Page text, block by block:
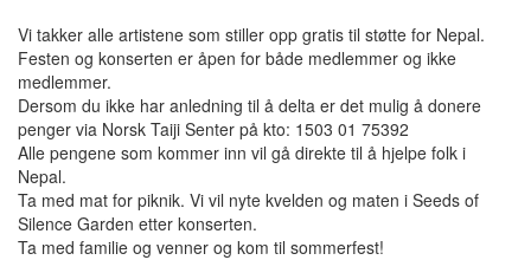
Vi takker alle artistene som stiller opp gratis til støtte for Nepal.
Festen og konserten er åpen for både medlemmer og ikke
medlemmer.
Dersom du ikke har anledning til å delta er det mulig å donere
penger via Norsk Taiji Senter på kto: 1503 01 75392
Alle pengene som kommer inn vil gå direkte til å hjelpe folk i
Nepal.
Ta med mat for piknik. Vi vil nyte kvelden og maten i Seeds of
Silence Garden etter konserten.
Ta med familie og venner og kom til sommerfest!